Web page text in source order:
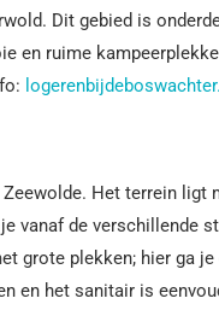
Dit gebied is
en ruime
Het terrein
vanaf de verschillende
grote plekken; hier ga
en het sanitair is